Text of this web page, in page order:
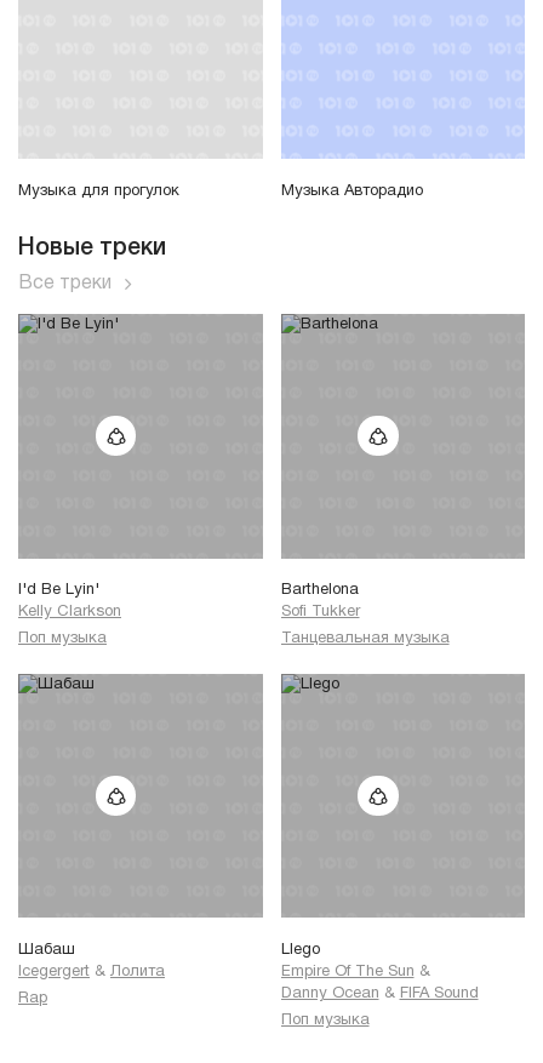
Музыка для прогулок Музыка Авторадио
Новые треки
Все треки
I'd Be Lyin'
Kelly Clarkson
Поп музыка
Barthelona
Sofi Tukker
Танцевальная музыка
Шабаш
Icegergert & Лолита
Rap
Llego
Empire Of The Sun &
Danny Ocean & FIFA Sound
Поп музыка